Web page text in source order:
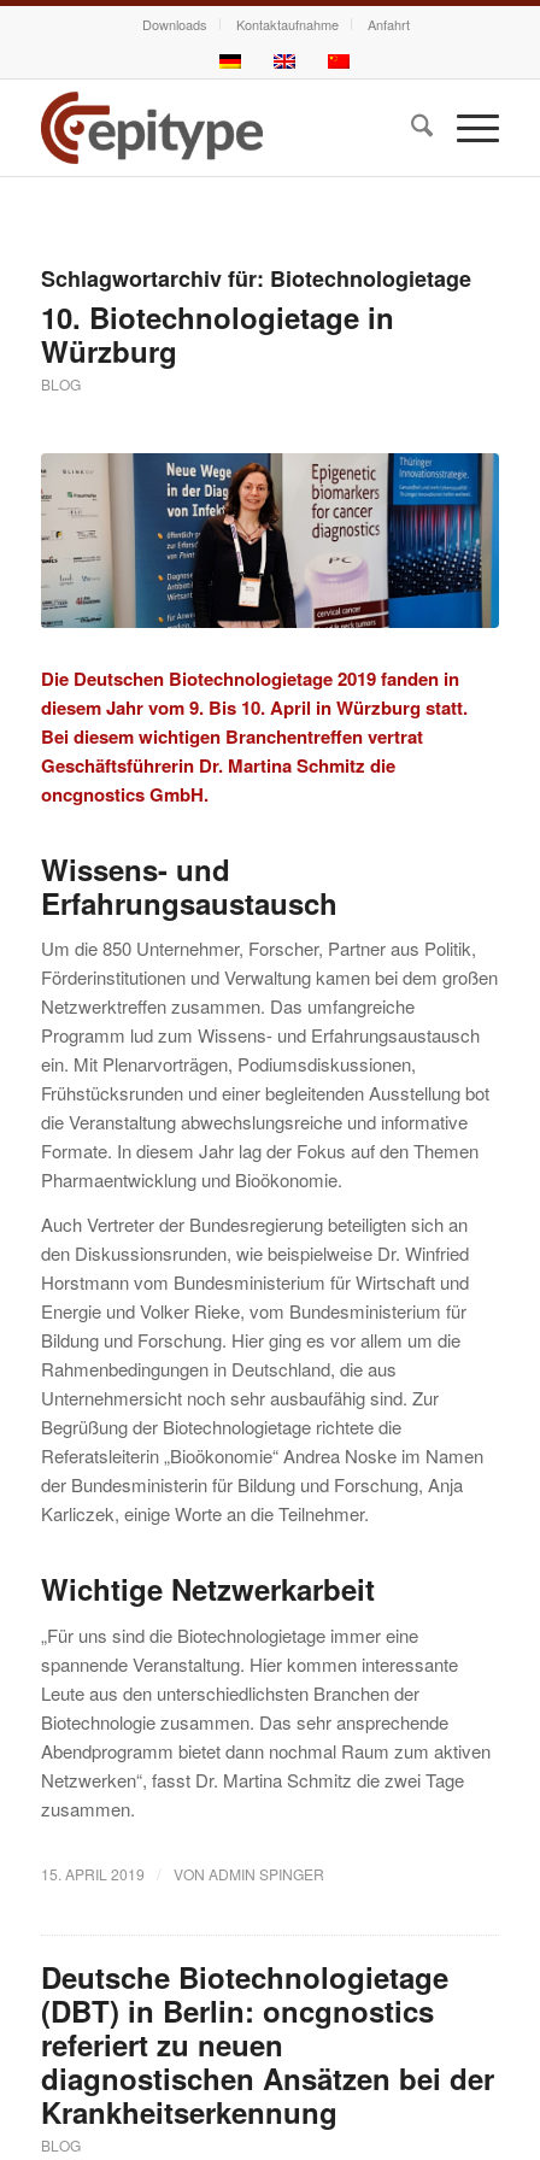
Downloads Kontaktaufnahme Anfahrt
Schlagwortarchiv für: Biotechnologietage
10. Biotechnologietage in
Würzburg
BLOG
Die Deutschen Biotechnologietage2019 fanden in
diesem Jahr vom 9. Bis 10. April in Würzburg statt.
Bei diesem wichtigen Branchentreffen vertrat
Geschäftsführerin Dr. Martina Schmitz die
oncgnostics GmbH.
Wissens- und
Erfahrungsaustausch
Um die 850 Unternehmer, Forscher, Partner aus Politik,
Förderinstitutionen und Verwaltung kamen bei dem großen
Netzwerktreffen zusammen. Das umfangreiche
Programm lud zum Wissens- und Erfahrungsaustausch
ein. Mit Plenarvorträgen, Podiumsdiskussionen,
Frühstücksrunden und einer begleitenden Ausstellung bot
die Veranstaltung abwechslungsreiche und informative
Formate. In diesem Jahr lag der Fokus auf den Themen
Pharmaentwicklung und Bioökonomie.
Auch Vertreter der Bundesregierung beteiligten sich an
den Diskussionsrunden, wie beispielweise Dr. Winfried
Horstmann vom Bundesministerium für Wirtschaft und
Energie und Volker Rieke, vom Bundesministerium für
Bildung und Forschung. Hier ging es vor allem um die
Rahmenbedingungen in Deutschland, die aus
Unternehmersicht noch sehr ausbaufähig sind. Zur
Begrüßung der Biotechnologietage richtete die
Referatsleiterin „Bioökonomie“ Andrea Noske im Namen
der Bundesministerin für Bildung und Forschung, Anja
Karliczek, einige Worte an die Teilnehmer.
Wichtige Netzwerkarbeit
„Für uns sind die Biotechnologietage immer eine
spannende Veranstaltung. Hier kommen interessante
Leute aus den unterschiedlichsten Branchen der
Biotechnologie zusammen. Das sehr ansprechende
Abendprogramm bietet dann nochmal Raum zum aktiven
Netzwerken“, fasst Dr. Martina Schmitz die zwei Tage
zusammen.
15. APRIL 2019 / VON ADMIN SPINGER
Deutsche Biotechnologietage
(DBT) in Berlin: oncgnostics
referiert zu neuen
diagnostischen Ansätzen bei der
Krankheitserkennung
BLOG